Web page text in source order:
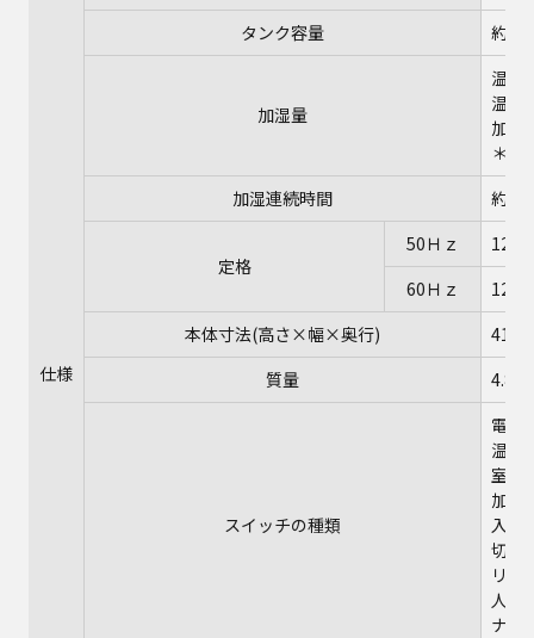
仕様
タンク容量
約
加湿量
温風
温風
加湿
＊室
加湿連続時間
約5
定格
50Ｈｚ
60Ｈｚ
本体寸法(高さ×幅×奥行)
質量
4.8kg
スイッチの種類
電源
温風
室温
加湿
入タ
切タ
リセ
人セ
ナノ